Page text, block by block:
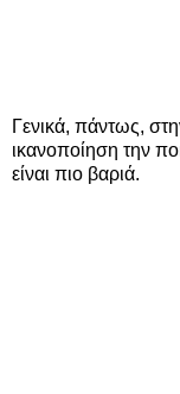
Γενικά, πάντως,
ικανοποίηση την
είναι πιο βαριά.